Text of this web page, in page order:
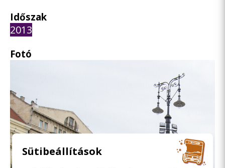
Időszak
2013
Fotó
Sütibeállítások